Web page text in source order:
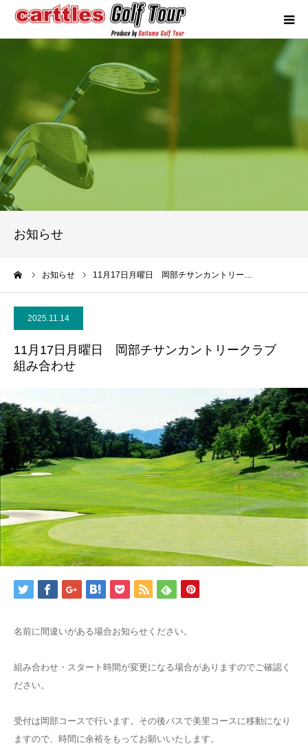
お知らせ
お知らせ 11月17日月曜日 岡部チサンカントリー…
2025.11.14
11月17日月曜日 岡部チサンカントリークラブ
組み合わせ
名前に間違いがある場合お知らせください。
組み合わせ・スタート時間が変更になる場合がありますのでご確認く
ださい。
受付は岡部コースで行います。その後バスで美里コースに移動になり
ますので、時間に余裕をもってお願いいたします。
競技概要
年間スケジュール
試合報告